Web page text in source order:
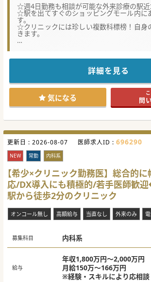
☆週4日勤務も相談が可能な外来診療の駅近
☆駅を出てすぐのショッピングモール内に
す。
☆クリニックには珍しい複数科標榜！自身
きます。
榜の総合クリニックです。
10科目以上の専門科を有し、常に最適な医
都内近郊で複数クリニックを運営する大
で、安定した基盤のもとご勤務できます。
時短勤務も相談可能、子育て中の先生のご
おります！
#春入職可 #年度内入職可 #秋入職可
詳細を見る
気になる 問
更新日 : 2026-08-07 医師求人ID : 696290
NEW 常勤 内科系
【希少×クリニック勤務医】総合的
応/DX導入にも積極的/若手医師歓
駅から徒歩2分のクリニック
オンコール無し 高額給与 当直なし 外来のみ
募集科目 内科系
給与
年収1,800万円～2,000万円
月給150万～166万円
※経験・スキルにより応相談